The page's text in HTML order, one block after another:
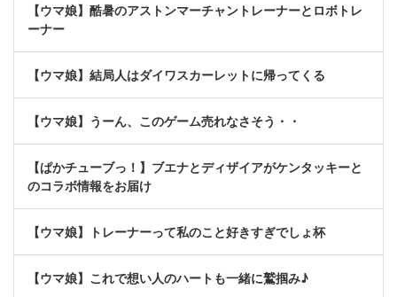
【ウマ娘】酷暑のアストンマーチャントレーナーとロボトレ
ーナー
【ウマ娘】結局人はダイワスカーレットに帰ってくる
【ウマ娘】うーん、このゲーム売れなさそう・・
【ぱかチューブっ！】ブエナとディザイアがケンタッキーと
のコラボ情報をお届け
【ウマ娘】トレーナーって私のこと好きすぎでしょ杯
【ウマ娘】これで想い人のハートも一緒に鷲掴み♪